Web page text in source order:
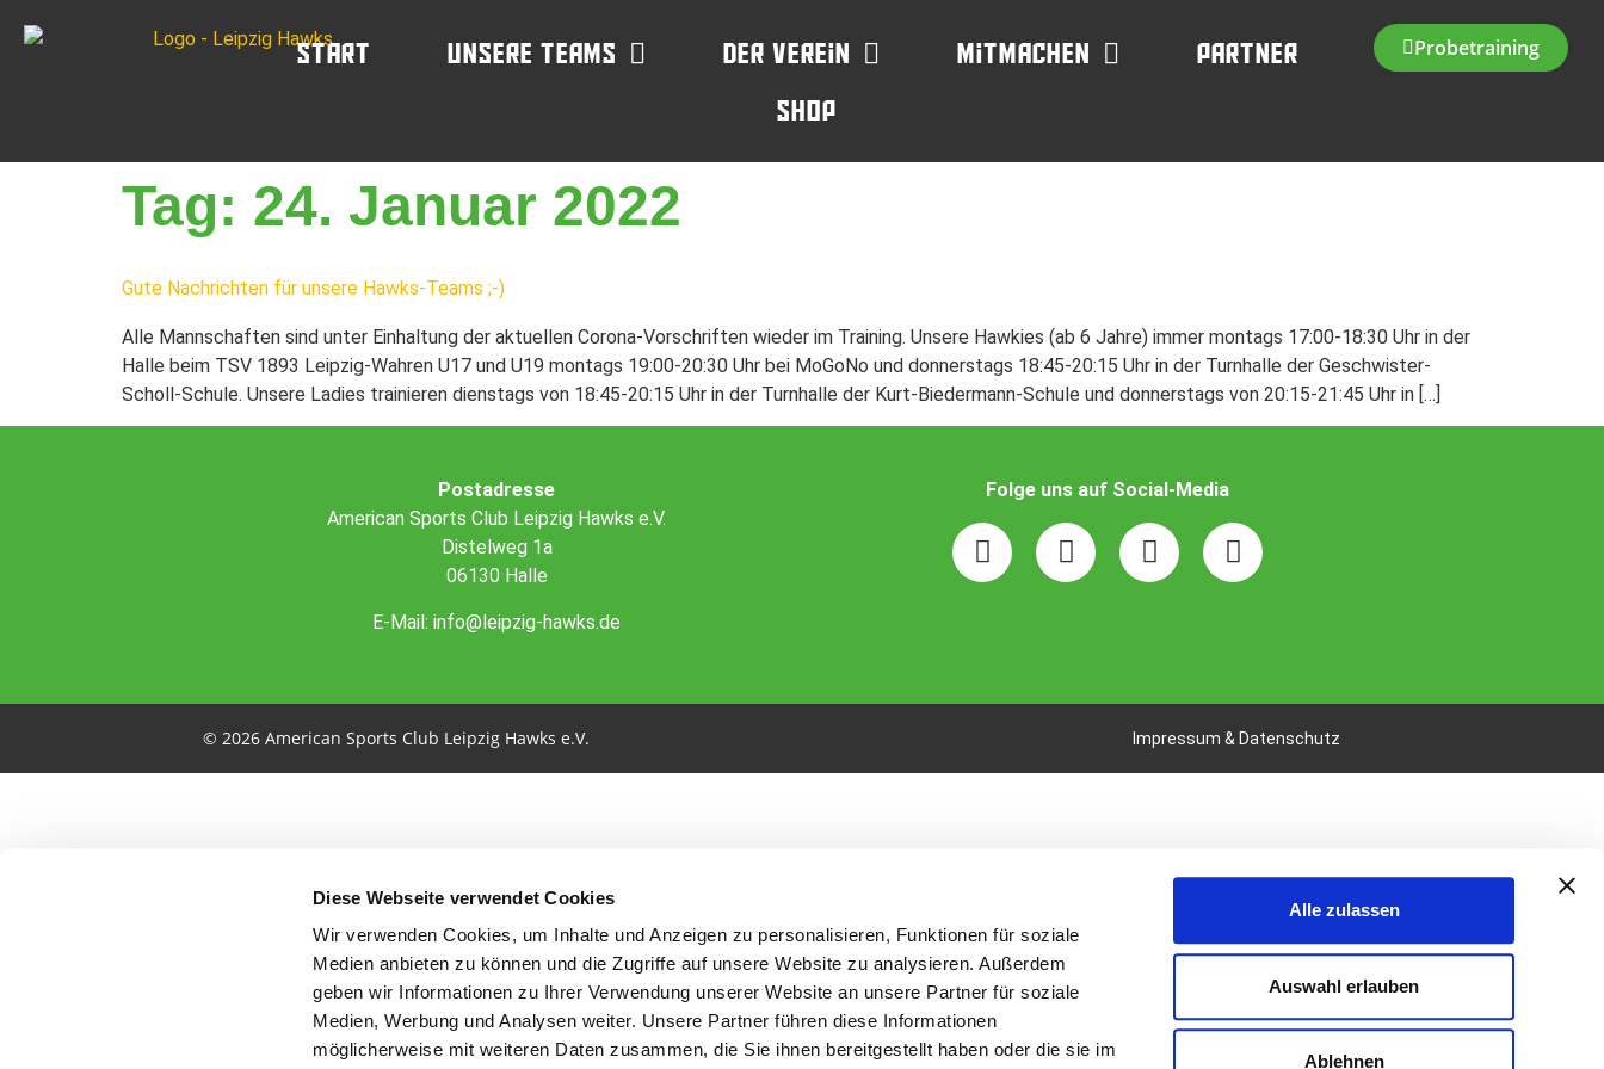
Diese Webseite verwendet Cookies
Wir verwenden Cookies, um Inhalte und Anzeigen zu personalisieren, Funktionen für soziale
Medien anbieten zu können und die Zugriffe auf unsere Website zu analysieren. Außerdem
geben wir Informationen zu Ihrer Verwendung unserer Website an unsere Partner für soziale
Medien, Werbung und Analysen weiter. Unsere Partner führen diese Informationen
möglicherweise mit weiteren Daten zusammen, die Sie ihnen bereitgestellt haben oder die sie im
Alle zulassen
Auswahl erlauben
Ablehnen
Start Unsere Teams Der Verein Mitmachen Partner
Shop
Probetraining
Tag: 24. Januar 2022
Gute Nachrichten für unsere Hawks-Teams ;-)
Alle Mannschaften sind unter Einhaltung der aktuellen Corona-Vorschriften wieder im Training. Unsere Hawkies (ab 6 Jahre) immer montags 17:00-18:30 Uhr in der
Halle beim TSV 1893 Leipzig-Wahren U17 und U19 montags 19:00-20:30 Uhr bei MoGoNo und donnerstags 18:45-20:15 Uhr in der Turnhalle der Geschwister-
Scholl-Schule. Unsere Ladies trainieren dienstags von 18:45-20:15 Uhr in der Turnhalle der Kurt-Biedermann-Schule und donnerstags von 20:15-21:45 Uhr in […]
Postadresse
American Sports Club Leipzig Hawks e.V.
Distelweg 1a
06130 Halle
E-Mail: info@leipzig-hawks.de
Folge uns auf Social-Media
© 2026 American Sports Club Leipzig Hawks e.V. Impressum & Datenschutz